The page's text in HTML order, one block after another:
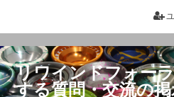
リワインドフォー
する質問・交流の